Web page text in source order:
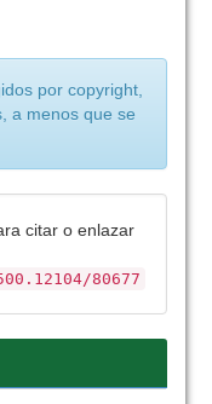
por copyright,
a menos que se
citar o enlazar
80677